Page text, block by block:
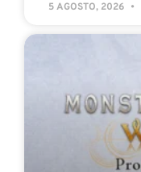
5 AGOSTO, 2026